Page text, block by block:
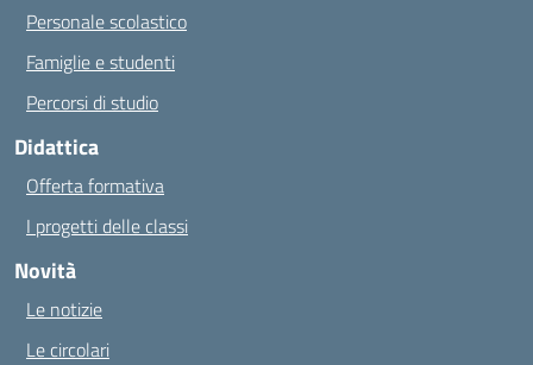
Personale scolastico
Famiglie e studenti
Percorsi di studio
Didattica
Offerta formativa
I progetti delle classi
Novità
Le notizie
Le circolari